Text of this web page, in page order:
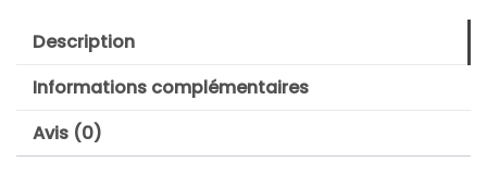
Description
Informations complémentaires
Avis (0)